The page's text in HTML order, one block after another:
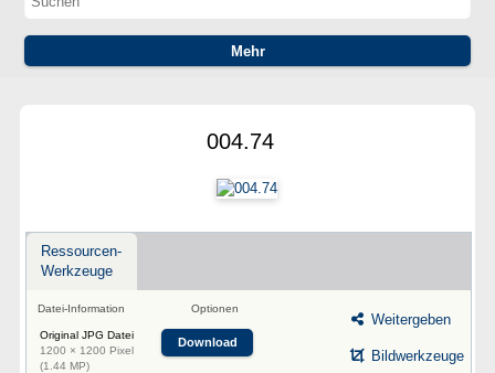
004.74
Ressourcen-
Werkzeuge
Datei-Information Optionen
Original JPG Datei
1200 × 1200 Pixel
(1.44 MP)
Download
Weitergeben
Bildwerkzeuge